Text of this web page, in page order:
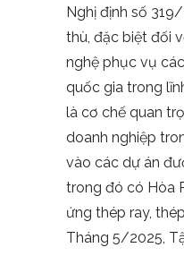
Nghị định số
thù, đặc biệt đối
nghệ phục vụ
quốc gia trong
là cơ chế quan
doanh nghiệp
vào các dự án
trong đó có Hòa
ứng thép ray,
Tháng 5/2025,